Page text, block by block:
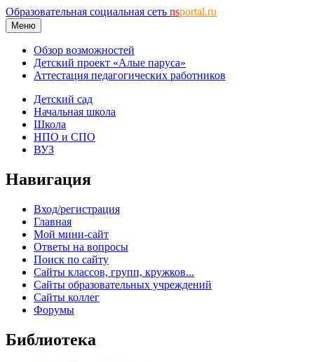
Образовательная социальная сеть nsportal.ru
Меню
Обзор возможностей
Детский проект «Алые паруса»
Аттестация педагогических работников
Детский сад
Начальная школа
Школа
НПО и СПО
ВУЗ
Навигация
Вход/регистрация
Главная
Мой мини-сайт
Ответы на вопросы
Поиск по сайту
Сайты классов, групп, кружков...
Сайты образовательных учреждений
Сайты коллег
Форумы
Библиотека